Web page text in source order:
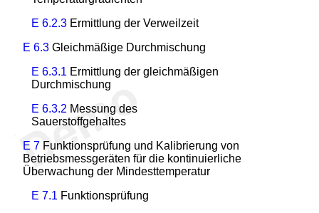
E 6.2.3 Ermittlung der Verweilzeit
E 6.3 Gleichmäßige Durchmischung
E 6.3.1 Ermittlung der gleichmäßigen
Durchmischung
E 6.3.2 Messung des
Sauerstoffgehaltes
E 7 Funktionsprüfung und Kalibrierung von
Betriebsmessgeräten für die kontinuierliche
Überwachung der Mindesttemperatur
E 7.1 Funktionsprüfung